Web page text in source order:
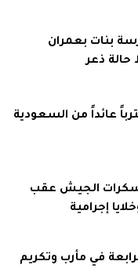
بنات بعمران
ذعر
عائداً من السعودية
الجيش عقب
إجرامية
في مأرب وتكريم